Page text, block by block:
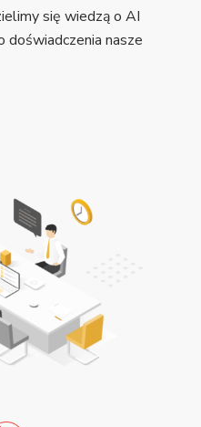
się wiedzą o AI
doświadczenia nasze